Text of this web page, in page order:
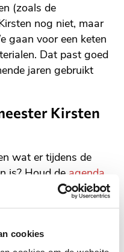
cookies
(zoals de
nog niet, maar
gaan voor een keten
Dat past goed
jaren gebruikt
Kirsten
wat er tijdens de
is? Houd de agenda
de Stad
(Externe
Wil je de